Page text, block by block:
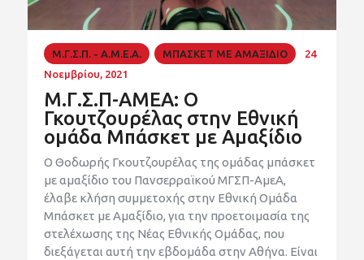
Μ.Γ.Σ.Π. - Α.Μ.Ε.Α. ΜΠΑΣΚΕΤ ΜΕ ΑΜΑΞΙΔΙΟ
24
Νοεμβρίου, 2021
Μ.Γ.Σ.Π-ΑΜΕΑ: Ο
Γκουτζουρέλας στην Εθνική
ομάδα Μπάσκετ με Αμαξίδιο
Ο Θοδωρής Γκουτζουρέλας της ομάδας μπάσκετ
με αμαξίδιο του Πανσερραϊκού ΜΓΣΠ-ΑμεΑ,
έλαβε κλήση συμμετοχής στην Εθνική Ομάδα
Μπάσκετ με Αμαξίδιο, για την προετοιμασία της
στελέχωσης της Νέας Εθνικής Ομάδας, που
διεξάγεται αυτή την εβδομάδα στην Αθήνα. Είναι